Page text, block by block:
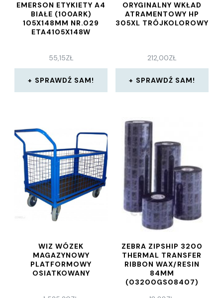
EMERSON ETYKIETY A4
BIAŁE (100ARK)
105X148MM NR.029
ETA4105X148W
55,15ZŁ
SPRAWDŹ SAM!
ORYGINALNY WKŁAD
ATRAMENTOWY HP
305XL TRÓJKOLOROWY
212,00ZŁ
SPRAWDŹ SAM!
WIZ WÓZEK
MAGAZYNOWY
PLATFORMOWY
OSIATKOWANY
ZEBRA ZIPSHIP 3200
THERMAL TRANSFER
RIBBON WAX/RESIN
84MM
(03200GS08407)